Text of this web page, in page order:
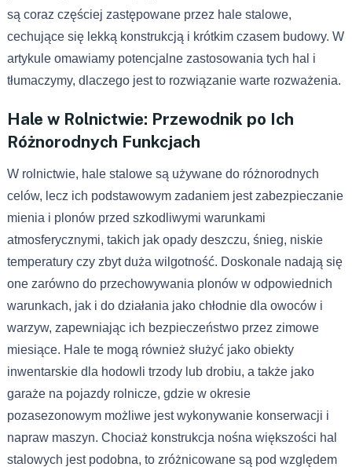
są coraz częściej zastępowane przez hale stalowe,
cechujące się lekką konstrukcją i krótkim czasem budowy. W
artykule omawiamy potencjalne zastosowania tych hal i
tłumaczymy, dlaczego jest to rozwiązanie warte rozważenia.
Hale w Rolnictwie: Przewodnik po Ich
Różnorodnych Funkcjach
W rolnictwie, hale stalowe są używane do różnorodnych
celów, lecz ich podstawowym zadaniem jest zabezpieczanie
mienia i plonów przed szkodliwymi warunkami
atmosferycznymi, takich jak opady deszczu, śnieg, niskie
temperatury czy zbyt duża wilgotność. Doskonale nadają się
one zarówno do przechowywania plonów w odpowiednich
warunkach, jak i do działania jako chłodnie dla owoców i
warzyw, zapewniając ich bezpieczeństwo przez zimowe
miesiące. Hale te mogą również służyć jako obiekty
inwentarskie dla hodowli trzody lub drobiu, a także jako
garaże na pojazdy rolnicze, gdzie w okresie
pozasezonowym możliwe jest wykonywanie konserwacji i
napraw maszyn. Chociaż konstrukcja nośna większości hal
stalowych jest podobna, to zróżnicowane są pod względem